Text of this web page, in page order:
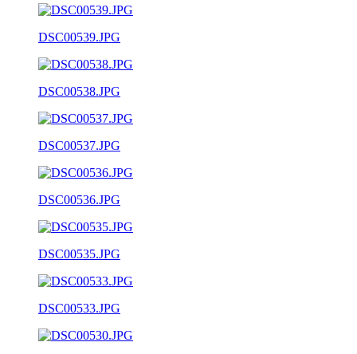
DSC00539.JPG
DSC00538.JPG
DSC00537.JPG
DSC00536.JPG
DSC00535.JPG
DSC00533.JPG